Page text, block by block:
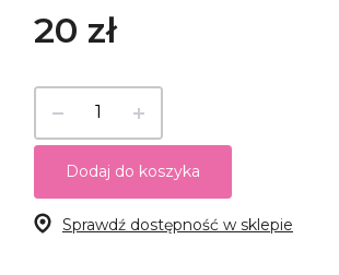
20 zł
Dodaj do koszyka
Sprawdź dostępność w sklepie